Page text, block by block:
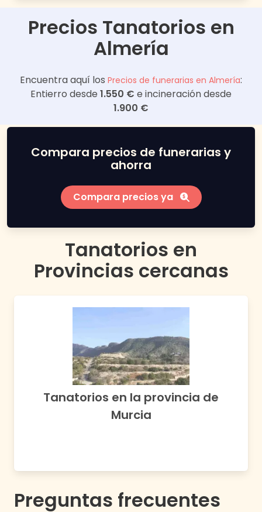
Precios Tanatorios en
Almería
Encuentra aquí los Precios de funerarias en Almería:
Entierro desde 1.550 € e incineración desde
1.900 €
Compara precios de funerarias y
ahorra
Compara precios ya
Tanatorios en
Provincias cercanas
Tanatorios en la provincia de
Murcia
Preguntas frecuentes